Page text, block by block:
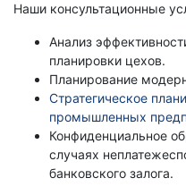
Наши консультационные
Анализ
планировки цехов.
Планирование
Стратегическое
промышленных
Конфиденциальное
случаях
банковского залога.